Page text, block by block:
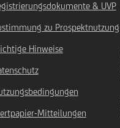
& UVP
zu Prospektnutzung
Hinweise
Mitteilungen